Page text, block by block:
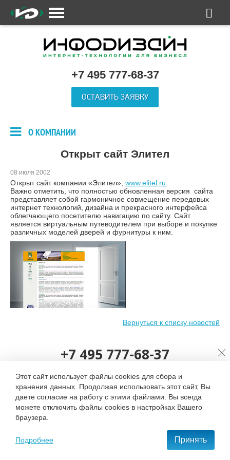
+7 495 777-68-37
ОСТАВИТЬ ЗАЯВКУ
О КОМПАНИИ
Открыт сайт Элител
08 июля 2002
Открыт сайт компании «Элител», www.elitel.ru
Важно отметить, что полностью обновленная версия сайта
представляет собой гармоничное совмещение передовых
интернет технологий, дизайна и прекрасного интерфейса
облегчающего посетителю навигацию по сайту. Сайт
является виртуальным путеводителем при выборе и покупке
различных моделей дверей и фурнитуры к ним.
Вернуться к списку новостей
+7 495 777-68-37
ОСТАВИТЬ ЗАЯВКУ
Этот сайт использует файлы cookies для сбора и
хранения данных. Продолжая использовать этот сайт, Вы
даете согласие на работу с этими файлами. Вы всегда
можете отключить файлы cookies в настройках Вашего
браузера.
Подробнее Принять